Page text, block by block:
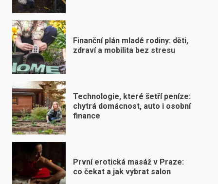
Finanční plán mladé rodiny: děti,
zdraví a mobilita bez stresu
Technologie, které šetří peníze:
chytrá domácnost, auto i osobní
finance
První erotická masáž v Praze:
co čekat a jak vybrat salon